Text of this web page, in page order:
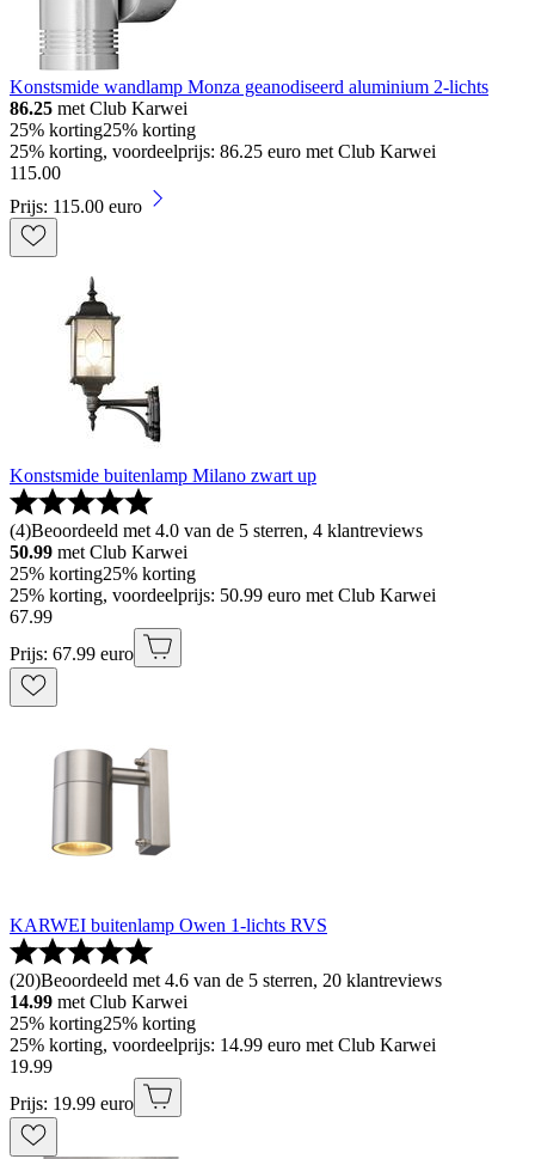
Konstsmide wandlamp Monza geanodiseerd aluminium 2-lichts
86.25 met Club Karwei
25% korting25% korting
25% korting, voordeelprijs: 86.25 euro met Club Karwei
115.00
Prijs: 115.00 euro
Konstsmide buitenlamp Milano zwart up
(4)Beoordeeld met 4.0 van de 5 sterren, 4 klantreviews
50.99 met Club Karwei
25% korting25% korting
25% korting, voordeelprijs: 50.99 euro met Club Karwei
67.99
Prijs: 67.99 euro
KARWEI buitenlamp Owen 1-lichts RVS
(20)Beoordeeld met 4.6 van de 5 sterren, 20 klantreviews
14.99 met Club Karwei
25% korting25% korting
25% korting, voordeelprijs: 14.99 euro met Club Karwei
19.99
Prijs: 19.99 euro